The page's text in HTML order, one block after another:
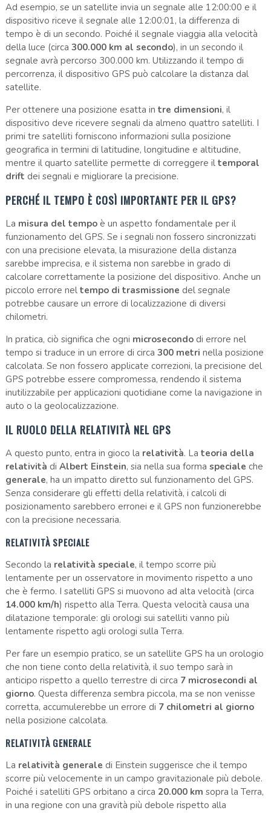
Ad esempio, se un satellite invia un segnale alle 12:00:00 e il
dispositivo riceve il segnale alle 12:00:01, la differenza di
tempo è di un secondo. Poiché il segnale viaggia alla velocità
della luce (circa 300.000 km al secondo), in un secondo il
segnale avrà percorso 300.000 km. Utilizzando il tempo di
percorrenza, il dispositivo GPS può calcolare la distanza dal
satellite.
Per ottenere una posizione esatta in tre dimensioni, il
dispositivo deve ricevere segnali da almeno quattro satelliti. I
primi tre satelliti forniscono informazioni sulla posizione
geografica in termini di latitudine, longitudine e altitudine,
mentre il quarto satellite permette di correggere il temporal
drift dei segnali e migliorare la precisione.
PERCHÉ IL TEMPO È COSÌ IMPORTANTE PER IL GPS?
La misura del tempoè un aspetto fondamentale per il
funzionamento del GPS. Se i segnali non fossero sincronizzati
con una precisione elevata, la misurazione della distanza
sarebbe imprecisa, e il sistema non sarebbe in grado di
calcolare correttamente la posizione del dispositivo. Anche un
piccolo errore nel tempo di trasmissione del segnale
potrebbe causare un errore di localizzazione di diversi
chilometri.
In pratica, ciò significa che ogni microsecondodi errore nel
tempo si traduce in un errore di circa 300 metri nella posizione
calcolata. Se non fossero applicate correzioni, la precisione del
GPS potrebbe essere compromessa, rendendo il sistema
inutilizzabile per applicazioni quotidiane come la navigazione in
auto o la geolocalizzazione.
IL RUOLO DELLA RELATIVITÀ NEL GPS
A questo punto, entra in gioco la relatività. La teoria della
relatività di Albert Einstein, sia nella sua forma speciale che
generale, ha un impatto diretto sul funzionamento del GPS.
Senza considerare gli effetti della relatività, i calcoli di
posizionamento sarebbero erronei e il GPS non funzionerebbe
con la precisione necessaria.
RELATIVITÀ SPECIALE
Secondo la relatività speciale, il tempo scorre più
lentamente per un osservatore in movimento rispetto a uno
che è fermo. I satelliti GPS si muovono ad alta velocità (circa
14.000 km/h) rispetto alla Terra. Questa velocità causa una
dilatazione temporale: gli orologi sui satelliti vanno più
lentamente rispetto agli orologi sulla Terra.
Per fare un esempio pratico, se un satellite GPS ha un orologio
che non tiene conto della relatività, il suo tempo sarà in
anticipo rispetto a quello terrestre di circa 7 microsecondi al
giorno. Questa differenza sembra piccola, ma se non venisse
corretta, accumulerebbe un errore di 7 chilometri al giorno
nella posizione calcolata.
RELATIVITÀ GENERALE
La relatività generale di Einstein suggerisce che il tempo
scorre più velocemente in un campo gravitazionale più debole.
Poiché i satelliti GPS orbitano a circa 20.000 km sopra la Terra,
in una regione con una gravità più debole rispetto alla